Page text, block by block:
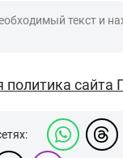
текст и
сайта